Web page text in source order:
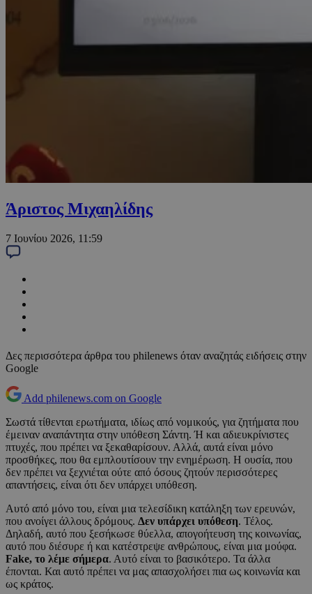
Άριστος Μιχαηλίδης
7 Ιουνίου 2026, 11:59
Δες περισσότερα άρθρα του philenews όταν αναζητάς ειδήσεις στην
Google
Add philenews.com on Google
Σωστά τίθενται ερωτήματα, ιδίως από νομικούς, για ζητήματα που
έμειναν αναπάντητα στην υπόθεση Σάντη. Ή και αδιευκρίνιστες
πτυχές, που πρέπει να ξεκαθαρίσουν. Αλλά, αυτά είναι μόνο
προσθήκες, που θα εμπλουτίσουν την ενημέρωση. Η ουσία, που
δεν πρέπει να ξεχνιέται ούτε από όσους ζητούν περισσότερες
απαντήσεις, είναι ότι δεν υπάρχει υπόθεση.
Αυτό από μόνο του, είναι μια τελεσίδικη κατάληξη των ερευνών,
που ανοίγει άλλους δρόμους. Δεν υπάρχει υπόθεση. Τέλος.
Δηλαδή, αυτό που ξεσήκωσε θύελλα, απογοήτευση της κοινωνίας,
αυτό που διέσυρε ή και κατέστρεψε ανθρώπους, είναι μια μούφα.
Fake, το λέμε σήμερα. Αυτό είναι το βασικότερο. Τα άλλα
έπονται. Και αυτό πρέπει να μας απασχολήσει πια ως κοινωνία και
ως κράτος.